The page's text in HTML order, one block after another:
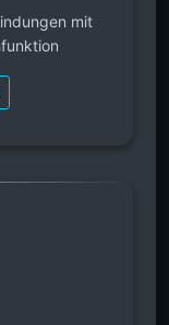
mit